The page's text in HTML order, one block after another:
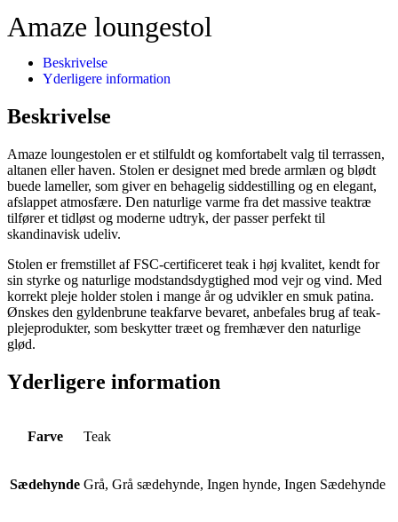
Amaze loungestol
Beskrivelse
Yderligere information
Beskrivelse
Amaze loungestolen er et stilfuldt og komfortabelt valg til terrassen,
altanen eller haven. Stolen er designet med brede armlæn og blødt
buede lameller, som giver en behagelig siddestilling og en elegant,
afslappet atmosfære. Den naturlige varme fra det massive teaktræ
tilfører et tidløst og moderne udtryk, der passer perfekt til
skandinavisk udeliv.
Stolen er fremstillet af FSC-certificeret teak i høj kvalitet, kendt for
sin styrke og naturlige modstandsdygtighed mod vejr og vind. Med
korrekt pleje holder stolen i mange år og udvikler en smuk patina.
Ønskes den gyldenbrune teakfarve bevaret, anbefales brug af teak-
plejeprodukter, som beskytter træet og fremhæver den naturlige
glød.
Yderligere information
Farve Teak
Sædehynde Grå, Grå sædehynde, Ingen hynde, Ingen Sædehynde